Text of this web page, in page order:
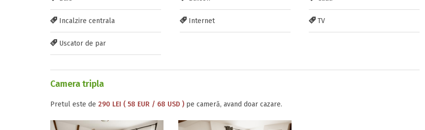
Incalzire centrala Internet TV
Uscator de par
Camera tripla
Pretul este de 290 LEI ( 58 EUR / 68 USD ) pe cameră, avand doar cazare.